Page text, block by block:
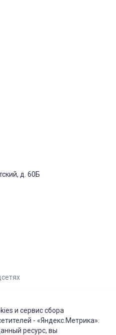
и сервис сбора
- «Яндекс.Метрика».
ресурс, вы
д. 60Б